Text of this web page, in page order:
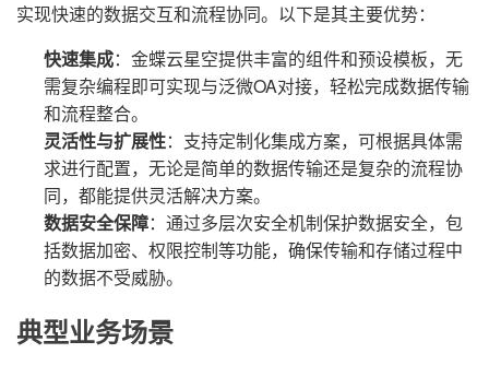
实现快速的数据交互和流程协同。以下是其主要优势：
快速集成：金蝶云星空提供丰富的组件和预设模板，无
需复杂编程即可实现与泛微OA对接，轻松完成数据传输
和流程整合。
灵活性与扩展性：支持定制化集成方案，可根据具体需
求进行配置，无论是简单的数据传输还是复杂的流程协
同，都能提供灵活解决方案。
数据安全保障：通过多层次安全机制保护数据安全，包
括数据加密、权限控制等功能，确保传输和存储过程中
的数据不受威胁。
典型业务场景